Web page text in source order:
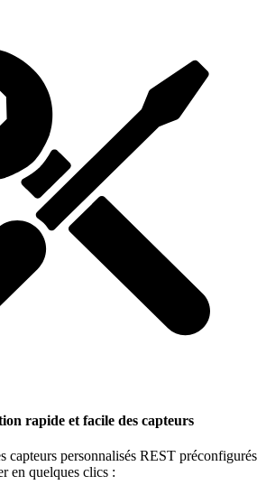
rapide et facile des capteurs
capteurs personnalisés REST préconfigurés
en quelques clics :